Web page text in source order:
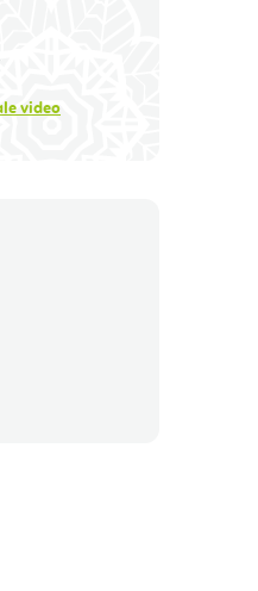
video